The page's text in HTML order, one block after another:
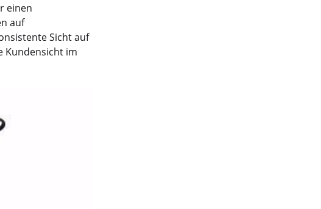
einen
auf
Sicht auf
Kundensicht im